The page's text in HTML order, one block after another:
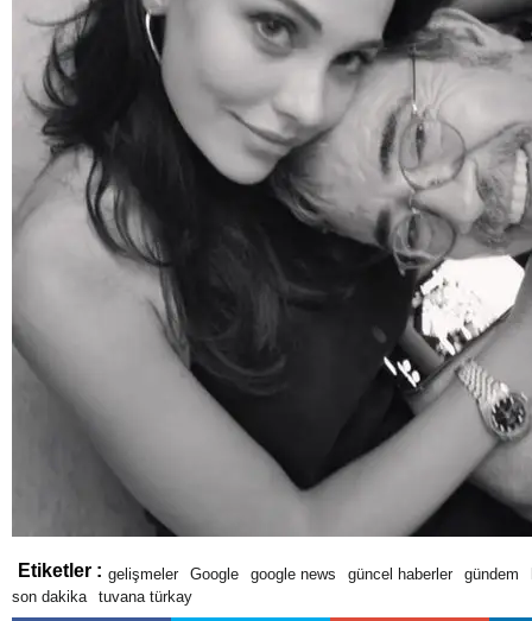
Etiketler : gelişmeler Google google news güncel haberler gündem
son dakika
tuvana türkay